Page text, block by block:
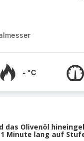
- °C
das Olivenöl
Minute lang auf